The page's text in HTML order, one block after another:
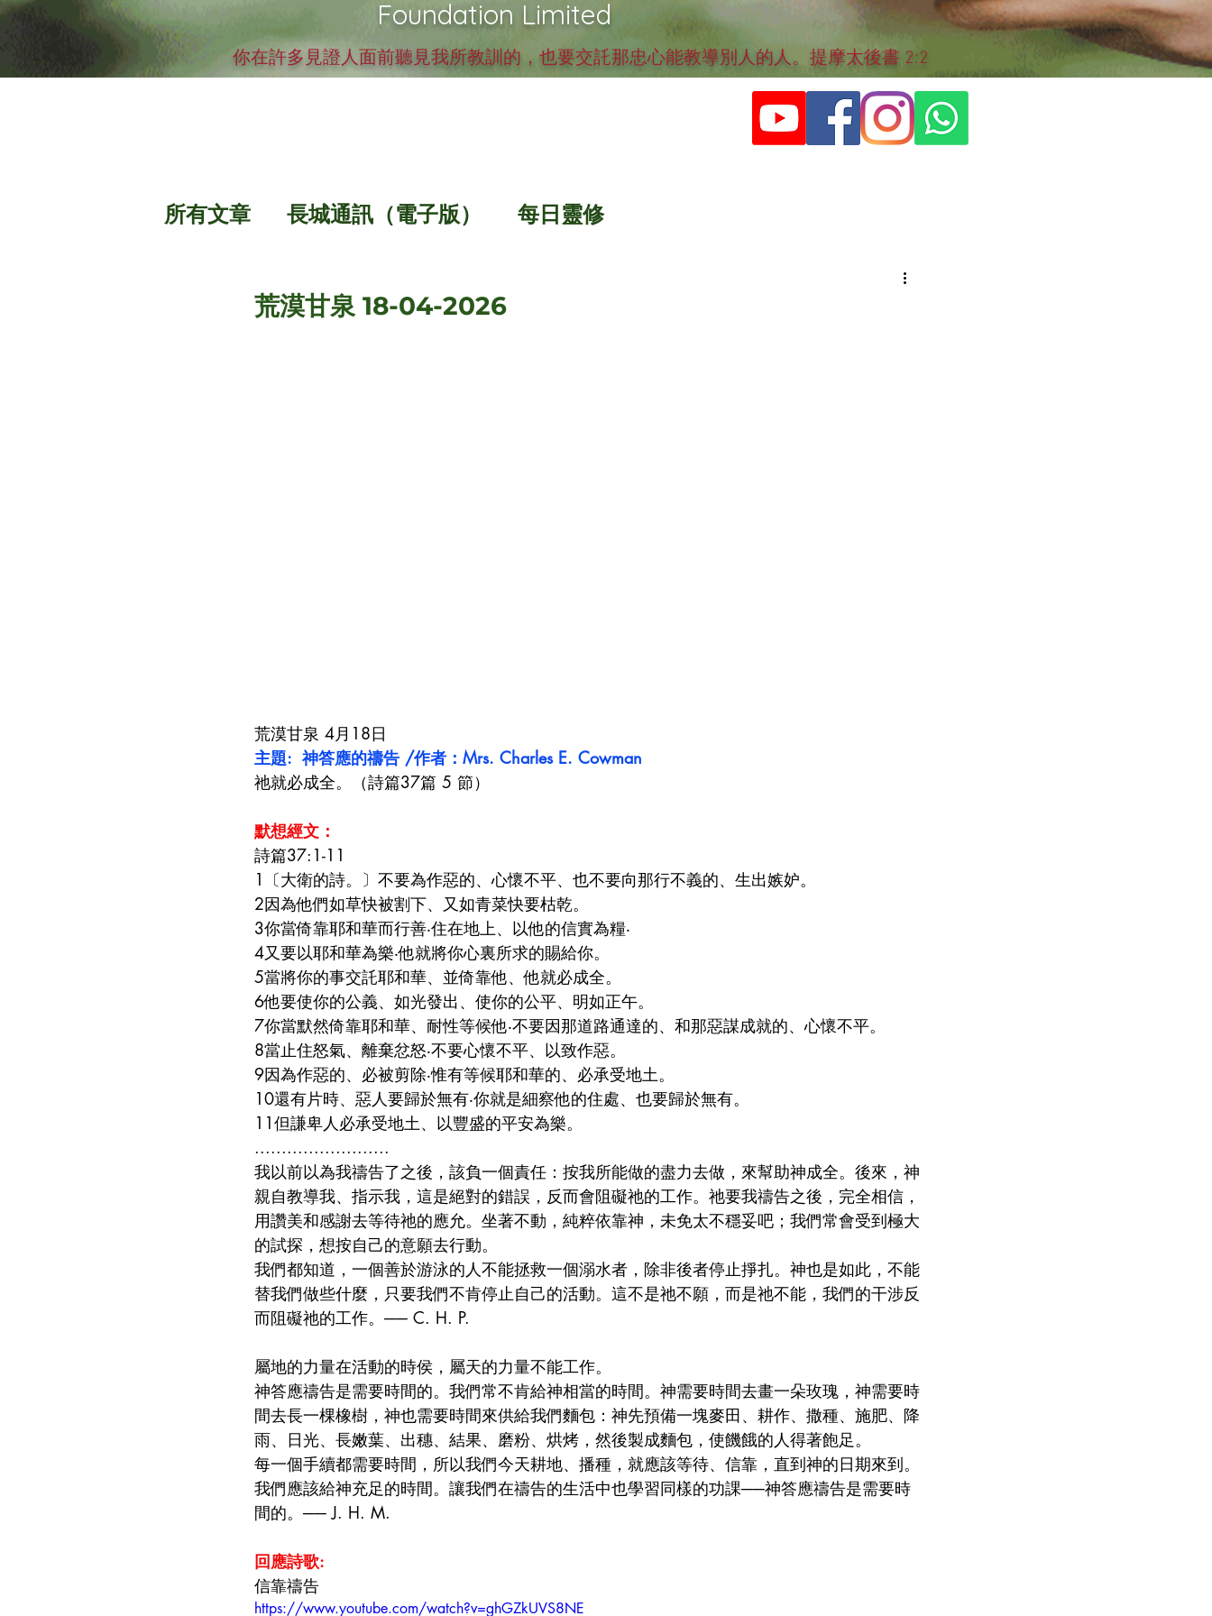
Foundation Limited
你在許多見證人面前聽見我所教訓的，也要交託那忠心能教導別人的人。提摩太後書 2:2
所有文章 長城通訊（電子版） 每日靈修
荒漠甘泉 18-04-2026
荒漠甘泉 4月18日
主題:  神答應的禱告 /作者：Mrs. Charles E. Cowman
祂就必成全。（詩篇37篇 5 節）
默想經文：
詩篇37:1-11
1〔大衛的詩。〕不要為作惡的、心懷不平、也不要向那行不義的、生出嫉妒。
2因為他們如草快被割下、又如青菜快要枯乾。
3你當倚靠耶和華而行善‧住在地上、以他的信實為糧‧
4又要以耶和華為樂‧他就將你心裏所求的賜給你。
5當將你的事交託耶和華、並倚靠他、他就必成全。
6他要使你的公義、如光發出、使你的公平、明如正午。
7你當默然倚靠耶和華、耐性等候他‧不要因那道路通達的、和那惡謀成就的、心懷不平。
8當止住怒氣、離棄忿怒‧不要心懷不平、以致作惡。
9因為作惡的、必被剪除‧惟有等候耶和華的、必承受地土。
10還有片時、惡人要歸於無有‧你就是細察他的住處、也要歸於無有。
11但謙卑人必承受地土、以豐盛的平安為樂。
.........................
我以前以為我禱告了之後，該負一個責任：按我所能做的盡力去做，來幫助神成全。後來，神
親自教導我、指示我，這是絕對的錯誤，反而會阻礙祂的工作。祂要我禱告之後，完全相信，
用讚美和感謝去等待祂的應允。坐著不動，純粹依靠神，未免太不穩妥吧；我們常會受到極大
的試探，想按自己的意願去行動。
我們都知道，一個善於游泳的人不能拯救一個溺水者，除非後者停止掙扎。神也是如此，不能
替我們做些什麼，只要我們不肯停止自己的活動。這不是祂不願，而是祂不能，我們的干涉反
而阻礙祂的工作。── C. H. P.
屬地的力量在活動的時侯，屬天的力量不能工作。
神答應禱告是需要時間的。我們常不肯給神相當的時間。神需要時間去畫一朵玫瑰，神需要時
間去長一棵橡樹，神也需要時間來供給我們麵包：神先預備一塊麥田、耕作、撒種、施肥、降
雨、日光、長嫩葉、出穗、結果、磨粉、烘烤，然後製成麵包，使饑餓的人得著飽足。
每一個手續都需要時間，所以我們今天耕地、播種，就應該等待、信靠，直到神的日期來到。
我們應該給神充足的時間。讓我們在禱告的生活中也學習同樣的功課──神答應禱告是需要時
間的。── J. H. M.
回應詩歌:
信靠禱告
https://www.youtube.com/watch?v=ghGZkUVS8NE